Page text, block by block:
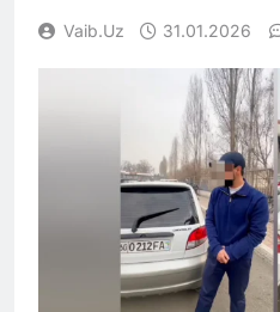
Vaib.uz 31.01.2026